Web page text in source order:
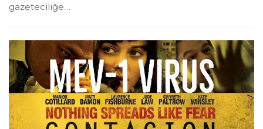
gazeteciliğe…